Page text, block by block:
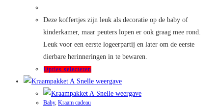
€23,50
Deze koffertjes zijn leuk als decoratie op de baby of
kinderkamer, maar peuters lopen er ook graag mee rond.
Leuk voor een eerste logeerpartij en later om de eerste
dierbare herinneringen in te bewaren.
Opties selecteren
product
heeft
Snelle weergave
Snelle weergave
Baby, Kraam cadeau